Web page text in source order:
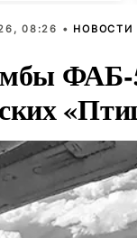
08:26 • НОВОСТИ
ФАБ-